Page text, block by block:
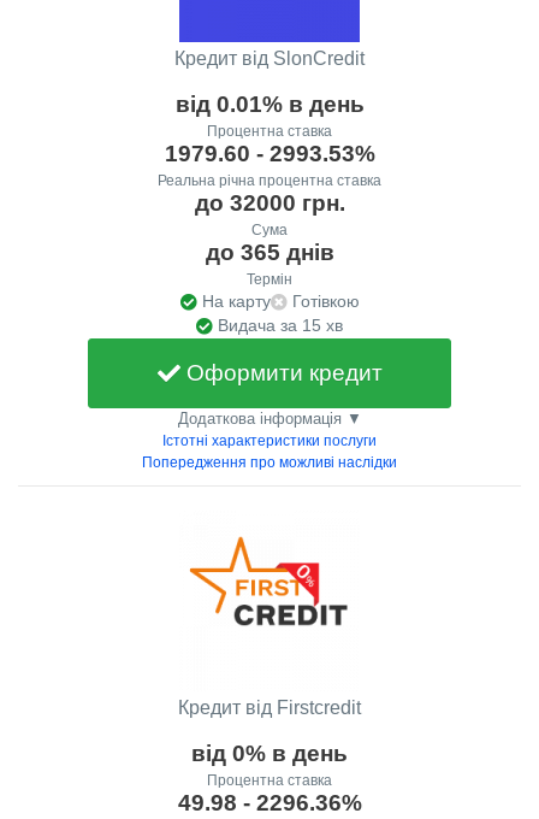
Кредит від SlonCredit
від 0.01% в день
Процентна ставка
1979.60 - 2993.53%
Реальна річна процентна ставка
до 32000 грн.
Сума
до 365 днів
Термін
На карту
Готівкою
Видача за 15 хв
Оформити кредит
Додаткова інформація ▼
Істотні характеристики послуги
Попередження про можливі наслідки
Кредит від Firstcredit
від 0% в день
Процентна ставка
49.98 - 2296.36%